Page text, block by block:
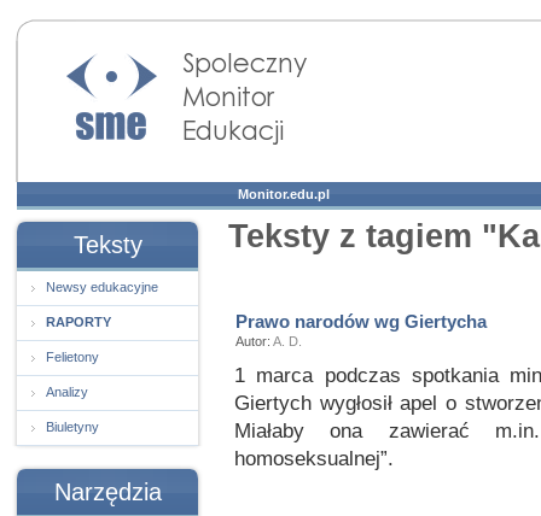
Społeczny Monitor
Edukacji
Monitor.edu.pl
Teksty
Newsy edukacyjne
RAPORTY
Felietony
Analizy
Biuletyny
Narzędzia
Teksty z tagiem
Prawo narodów wg Giertycha
Autor: A. D.
1 marca podczas spotkania
Giertych wygłosił apel o
Miałaby ona zawierać
homoseksualnej”.